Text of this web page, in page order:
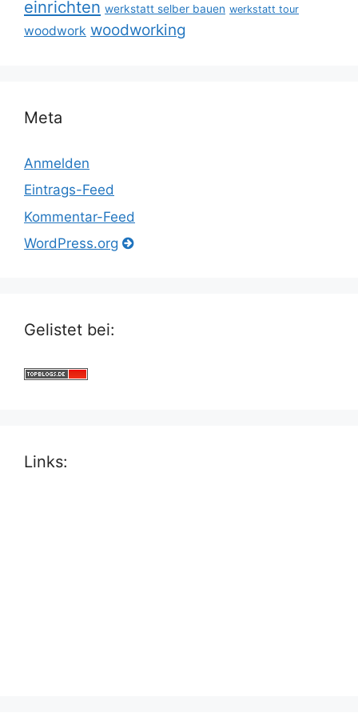
einrichten werkstatt selber bauen werkstatt tour
woodwork woodworking
Meta
Anmelden
Eintrags-Feed
Kommentar-Feed
WordPress.org
Gelistet bei:
Links: